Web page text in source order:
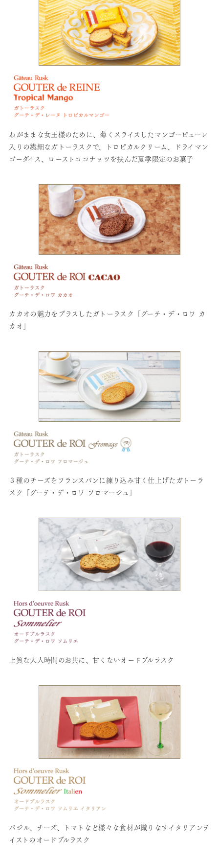
バジル、チーズ、トマトなど様々な食材が織りなすイタリアンテ
イストのオードブルラスク
上質な大人時間のお共に、甘くないオードブルラスク
３種のチーズをフランスパンに練り込み甘く仕上げたガトーラ
スク「グーテ・デ・ロワ フロマージュ」
カカオの魅力をプラスしたガトーラスク「グーテ・デ・ロワ カ
カオ」
わがままな女王様のために、薄くスライスしたマンゴーピューレ
入りの繊細なガトーラスクで、トロピカルクリーム、ドライマン
ゴーダイス、ローストココナッツを挟んだ夏季限定のお菓子